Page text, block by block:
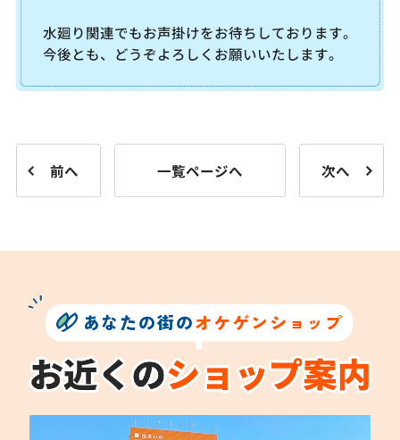
水廻り関連でもお声掛けをお待ちしております。
今後とも、どうぞよろしくお願いいたします。
前へ 一覧ページへ 次へ
あなたの街のオケゲンショップ